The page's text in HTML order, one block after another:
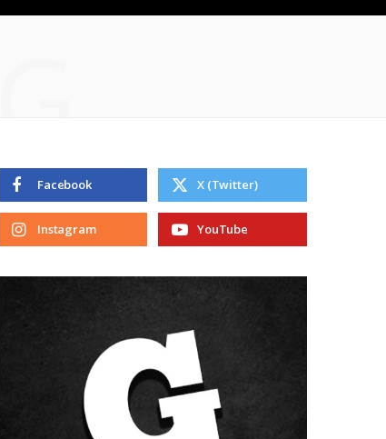
Facebook X (Twitter)
Instagram YouTube